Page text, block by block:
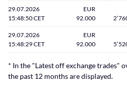
29.07.2026
15:48:50 CET
EUR
92.000
29.07.2026
15:48:29 CET
EUR
92.000
* In the "Latest off exchange trades"
the past 12 months are displayed.